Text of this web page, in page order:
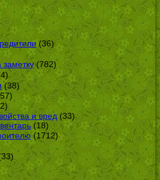
(36)
заметку(782)
(38)
и вред(33)
(18)
(1712)